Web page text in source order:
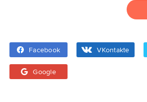
Facebook VKontakte
Google